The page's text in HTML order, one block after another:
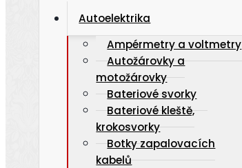
Autoelektrika
Ampérmetry a voltmetry
Autožárovky a
motožárovky
Bateriové svorky
Bateriové kleště,
krokosvorky
Botky zapalovacích
kabelů